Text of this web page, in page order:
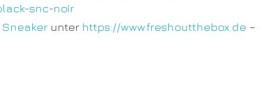
snc-noir
unter https://www.freshoutthebox.de –